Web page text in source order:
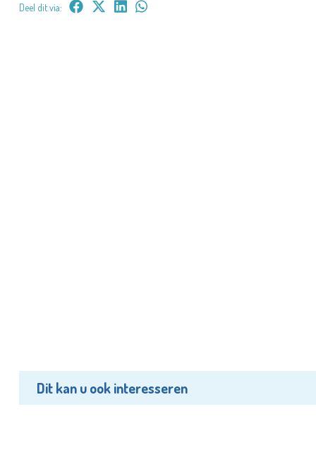
Deel dit via:
Dit kan u ook interesseren